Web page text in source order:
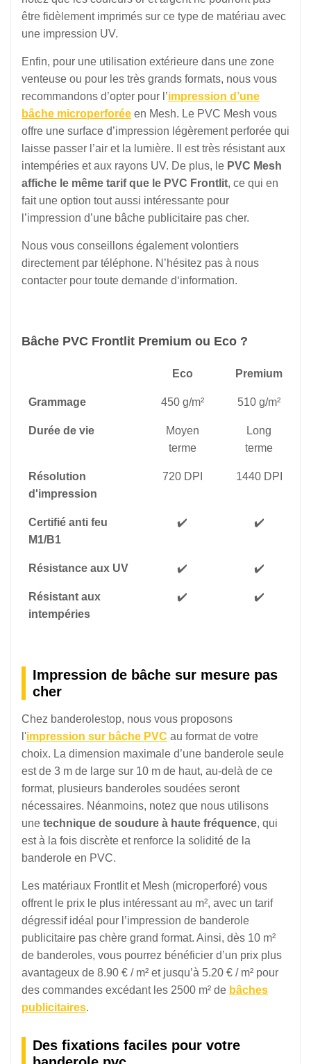
être fidèlement imprimés sur ce type de matériau avec
une impression UV.
Enfin, pour une utilisation extérieure dans une zone
venteuse ou pour les très grands formats, nous vous
recommandons d’opter pour l’impression d’une
bâche microperforée en Mesh. Le PVC Mesh vous
offre une surface d’impression légèrement perforée qui
laisse passer l’air et la lumière. Il est très résistant aux
intempéries et aux rayons UV. De plus, le PVC Mesh
affiche le même tarif que le PVC Frontlit, ce qui en
fait une option tout aussi intéressante pour
l’impression d’une bâche publicitaire pas cher.
Nous vous conseillons également volontiers
directement par téléphone. N’hésitez pas à nous
contacter pour toute demande d‘information.
Bâche PVC Frontlit Premium ou Eco ?
Eco Premium
Grammage 450 g/m² 510 g/m²
Durée de vie
Moyen
terme
Long
terme
Résolution
d'impression
720 DPI 1440 DPI
Certifié anti feu
M1/B1
✔️ ✔️
Résistance aux UV ✔️ ✔️
Résistant aux
intempéries
✔️ ✔️
Impression de bâche sur mesure pas
cher
Chez banderolestop, nous vous proposons
l'impression sur bâche PVC au format de votre
choix. La dimension maximale d’une banderole seule
est de 3 m de large sur 10 m de haut, au-delà de ce
format, plusieurs banderoles soudées seront
nécessaires. Néanmoins, notez que nous utilisons
une technique de soudure à haute fréquence, qui
est à la fois discrète et renforce la solidité de la
banderole en PVC.
Les matériaux Frontlit et Mesh (microperforé) vous
offrent le prix le plus intéressant au m², avec un tarif
dégressif idéal pour l’impression de banderole
publicitaire pas chère grand format. Ainsi, dès 10 m²
de banderoles, vous pourrez bénéficier d’un prix plus
avantageux de 8.90 € / m² et jusqu’à 5.20 € / m² pour
des commandes excédant les 2500 m² de bâches
publicitaires.
Des fixations faciles pour votre